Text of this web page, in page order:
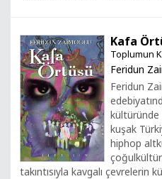
Kafa
Toplumun
Feridun
Feridun
kültüründe
kuşak
hiphop
takıntısıyla kavgalı çevrelerin